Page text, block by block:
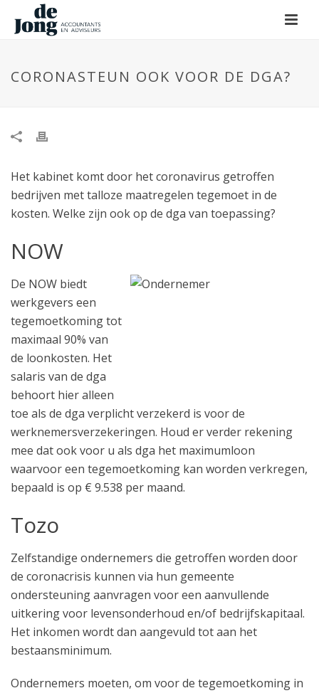
CORONASTEUN OOK VOOR DE DGA?
Het kabinet komt door het coronavirus getroffen
bedrijven met talloze maatregelen tegemoet in de
kosten. Welke zijn ook op de dga van toepassing?
NOW
De NOW biedt
werkgevers een
tegemoetkoming tot
maximaal 90% van
de loonkosten. Het
salaris van de dga
behoort hier alleen
toe als de dga verplicht verzekerd is voor de
werknemersverzekeringen. Houd er verder rekening
mee dat ook voor u als dga het maximumloon
waarvoor een tegemoetkoming kan worden verkregen,
bepaald is op € 9.538 per maand.
Tozo
Zelfstandige ondernemers die getroffen worden door
de coronacrisis kunnen via hun gemeente
ondersteuning aanvragen voor een aanvullende
uitkering voor levensonderhoud en/of bedrijfskapitaal.
Het inkomen wordt dan aangevuld tot aan het
bestaansminimum.
Ondernemers moeten, om voor de tegemoetkoming in